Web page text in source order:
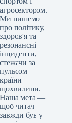
агросектором.
Ми пишемо
про політику,
здоров'я та
резонансні
інциденти,
стежачи за
пульсом
країни
щохвилини.
Наша мета —
щоб читач
завжди був у